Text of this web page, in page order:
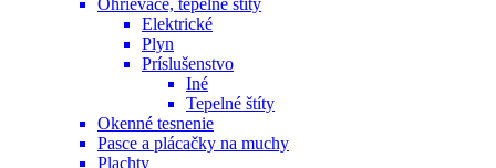
Elektrické
Plyn
Príslušenstvo
Iné
Tepelné štíty
Okenné tesnenie
Pasce a plácačky na muchy
Plachty